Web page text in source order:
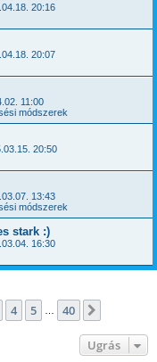
20:16
20:07
11:00
módszerek
20:50
13:43
módszerek
stark :)
16:30
4 5 40
Ugrás